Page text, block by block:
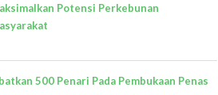
Potensi Perkebunan
500 Penari Pada Pembukaan Penas